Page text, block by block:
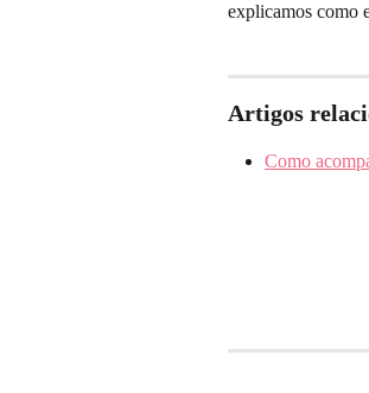
explicamos como
Artigos
Como